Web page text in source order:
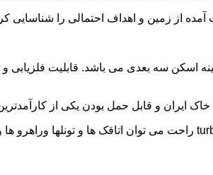
از زمین و اهداف احتمالی را شناسایی
اسکن سه بعدی می باشد. قابلیت فلزیابی و